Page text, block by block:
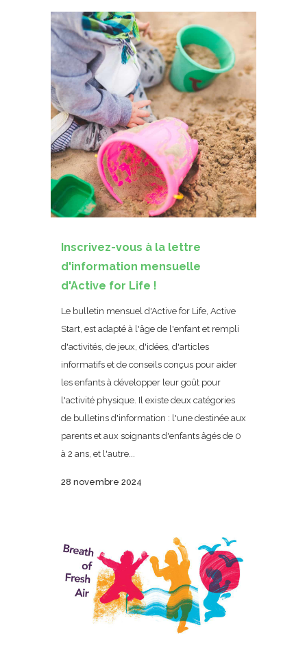
Inscrivez-vous à la lettre
d'information mensuelle
d'Active for Life !
Le bulletin mensuel d'Active for Life, Active
Start, est adapté à l'âge de l'enfant et rempli
d'activités, de jeux, d'idées, d'articles
informatifs et de conseils conçus pour aider
les enfants à développer leur goût pour
l'activité physique. Il existe deux catégories
de bulletins d'information : l'une destinée aux
parents et aux soignants d'enfants âgés de 0
à 2 ans, et l'autre...
28 novembre 2024